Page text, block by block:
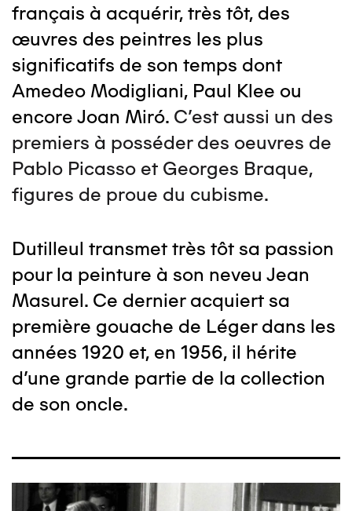
français à acquérir, très tôt, des
œuvres des peintres les plus
significatifs de son temps dont
Amedeo Modigliani, Paul Klee ou
encore Joan Miró. C'est aussi un des
premiers à posséder des oeuvres de
Pablo Picasso et Georges Braque,
figures de proue du cubisme.
Dutilleul transmet très tôt sa passion
pour la peinture à son neveu Jean
Masurel. Ce dernier acquiert sa
première gouache de Léger dans les
années 1920 et, en 1956, il hérite
d'une grande partie de la collection
de son oncle.